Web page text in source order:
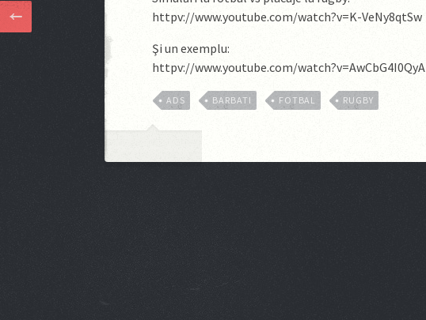
httpv://www.youtube.com/watch?v=K-VeNy8qtSw
Şi un exemplu:
httpv://www.youtube.com/watch?v=AwCbG4I0QyA
ADS BARBATI FOTBAL RUGBY